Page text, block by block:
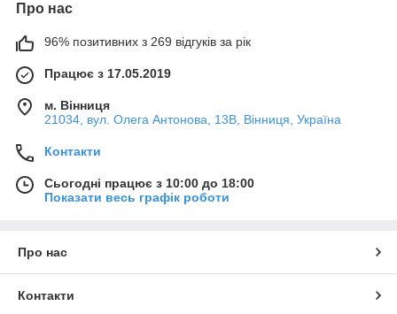
Про нас
96% позитивних з 269 відгуків за рік
Працює з 17.05.2019
м. Вінниця
21034, вул. Олега Антонова, 13В, Вінниця, Україна
Контакти
Сьогодні працює з 10:00 до 18:00
Показати весь графік роботи
Про нас
Контакти